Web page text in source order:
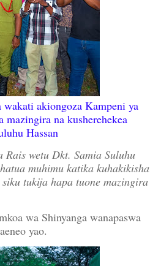
akiongoza Kampeni ya
na kusherehekea
Hassan
wetu Dkt. Samia Suluhu
muhimu katika kuhakikisha
tukija hapa tuone mazingira
wa Shinyanga wanapaswa
yao.